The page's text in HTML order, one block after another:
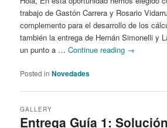
trabajo de Gastón Carrera y Rosario
complemento para el desarrollo de los
también la entrega de Hernán Simonelli y
un punto a …Continue reading →
Posted in Novedades
Entrega Guía 1: Solución
GALLERY